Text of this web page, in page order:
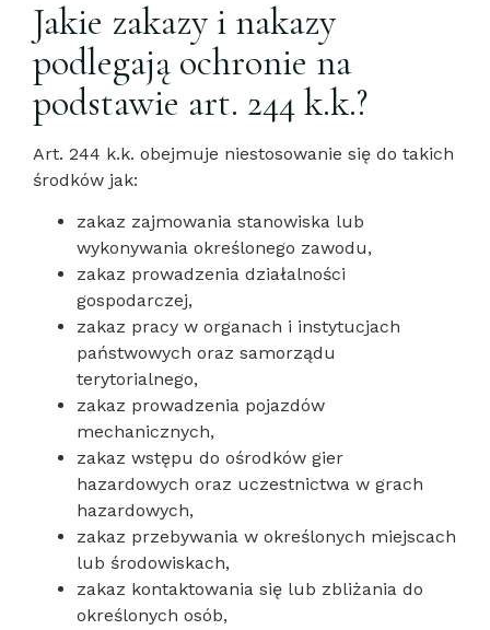
Jakie zakazy i nakazy
podlegają ochronie na
podstawie art. 244 k.k.?
Art. 244 k.k. obejmuje niestosowanie się do takich
środków jak:
zakaz zajmowania stanowiska lub
wykonywania określonego zawodu,
zakaz prowadzenia działalności
gospodarczej,
zakaz pracy w organach i instytucjach
państwowych oraz samorządu
terytorialnego,
zakaz prowadzenia pojazdów
mechanicznych,
zakaz wstępu do ośrodków gier
hazardowych oraz uczestnictwa w grach
hazardowych,
zakaz przebywania w określonych miejscach
lub środowiskach,
zakaz kontaktowania się lub zbliżania do
określonych osób,